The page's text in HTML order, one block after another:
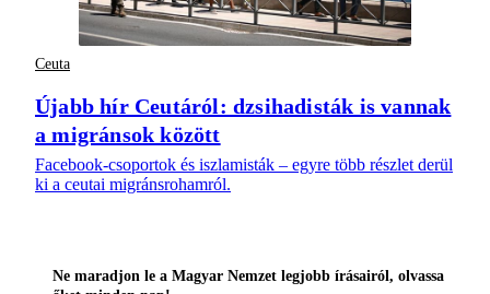
Ceuta
Újabb hír Ceutáról: dzsihadisták is vannak
a migránsok között
Facebook-csoportok és iszlamisták – egyre több részlet derül
ki a ceutai migránsrohamról.
Ne maradjon le a Magyar Nemzet legjobb írásairól, olvassa